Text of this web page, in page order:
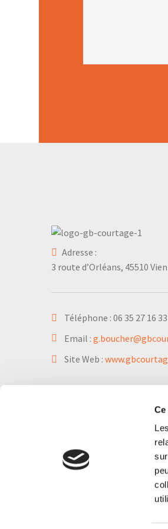
Adresse :
3 route d’Orléans, 45510
Téléphone : 06 35 27 16 33
Email :
Site Web :